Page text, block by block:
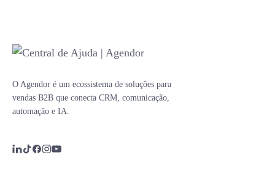
O Agendor é um ecossistema de soluções para
vendas B2B que conecta CRM, comunicação,
automação e IA.